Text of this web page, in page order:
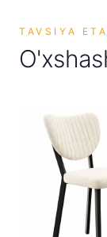
TAVSIYA